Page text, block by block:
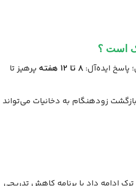
است ؟
پاسخ ایده‌آل: ۸ تا ۱۲ هفته
پرهیز تا
بازگشت زودهنگام به دخانیات می‌تواند